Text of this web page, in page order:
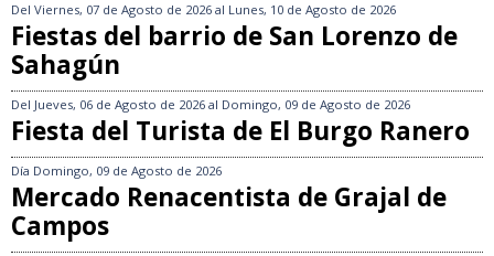
Del Viernes, 07 de Agosto de 2026 al Lunes, 10 de Agosto de 2026
Fiestas del barrio de San Lorenzo de
Sahagún
Del Jueves, 06 de Agosto de 2026 al Domingo, 09 de Agosto de 2026
Fiesta del Turista de El Burgo Ranero
Día Domingo, 09 de Agosto de 2026
Mercado Renacentista de Grajal de
Campos